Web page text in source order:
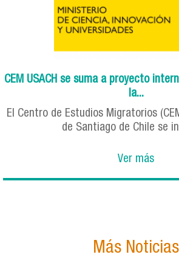
CEM USACH se suma a proyecto
la...
El Centro de Estudios Migratorios
de Santiago de Chile se
Ver más
Más Noticias